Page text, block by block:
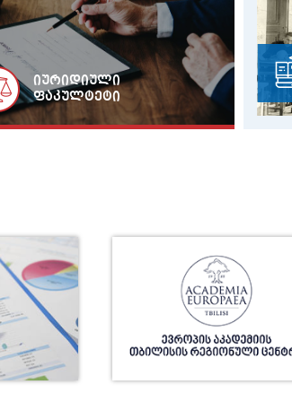
ლექცია თსუ-ში
საქართველო და
თსუ ეკონომიკისა და ბიზნესის
იურიდიული
ფაკულტეტი